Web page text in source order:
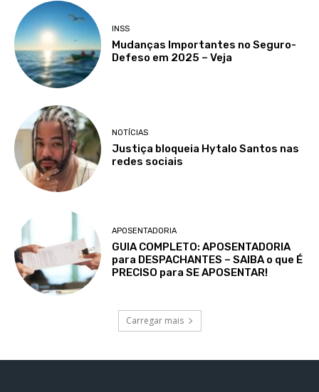
INSS
Mudanças Importantes no Seguro-
Defeso em 2025 – Veja
NOTÍCIAS
Justiça bloqueia Hytalo Santos nas
redes sociais
APOSENTADORIA
GUIA COMPLETO: APOSENTADORIA
para DESPACHANTES – SAIBA o que É
PRECISO para SE APOSENTAR!
Carregar mais